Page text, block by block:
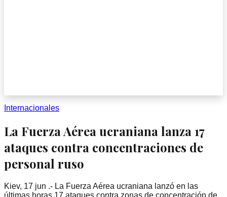
Internacionales
La Fuerza Aérea ucraniana lanza 17
ataques contra concentraciones de
personal ruso
Kiev, 17 jun .- La Fuerza Aérea ucraniana lanzó en las
últimas horas 17 ataques contra zonas de concentración de